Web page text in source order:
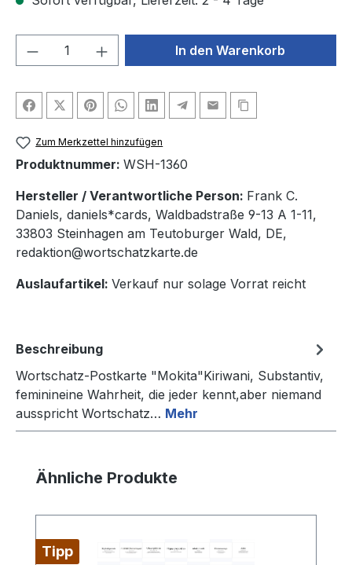
Produkt Anzahl: Gib denIn den Warenkorb
Zum Merkzettel hinzufügen
Produktnummer: WSH-1360
Hersteller / Verantwortliche Person: Frank C.
Daniels, daniels*cards, Waldbadstraße 9-13 A 1-11,
33803 Steinhagen am Teutoburger Wald, DE,
redaktion@wortschatzkarte.de
Auslaufartikel: Verkauf nur solage Vorrat reicht
Beschreibung
Wortschatz-Postkarte "Mokita"Kiriwani, Substantiv,
feminineine Wahrheit, die jeder kennt,aber niemand
ausspricht Wortschatz… Mehr
Produktgalerie überspringen
Ähnliche Produkte
Tipp